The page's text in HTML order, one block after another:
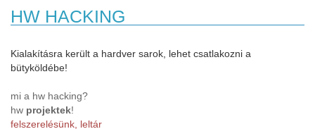
HW HACKING
Kialakításra került a hardver sarok, lehet csatlakozni a
bütyköldébe!
mi a hw hacking?
hw projektek!
felszerelésünk, leltár